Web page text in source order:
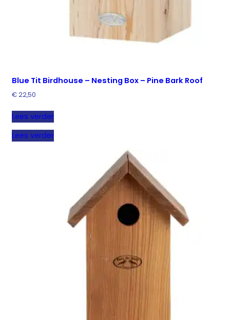
Blue Tit Birdhouse – Nesting Box – Pine Bark Roof
€22,50
Lees verder
Lees verder